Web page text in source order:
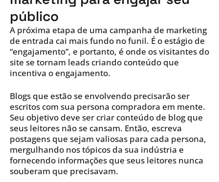
público
A próxima etapa de uma campanha de marketing
de entrada cai mais fundo no funil. É o estágio de
“engajamento”, e portanto, é onde os visitantes do
site se tornam leads criando conteúdo que
incentiva o engajamento.
Blogs que estão se envolvendo precisarão ser
escritos com sua persona compradora em mente.
Seu objetivo deve ser criar conteúdo de blog que
seus leitores não se cansam. Então, escreva
postagens que sejam valiosas para cada persona,
mergulhando nos tópicos da sua indústria e
fornecendo informações que seus leitores nunca
souberam que precisavam.